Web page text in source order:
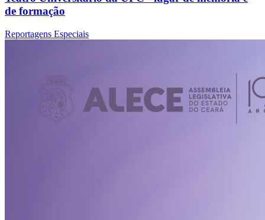
de formação
Reportagens Especiais